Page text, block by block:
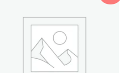
$150,000.